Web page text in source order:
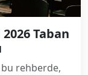
Taban
bu rehberde,